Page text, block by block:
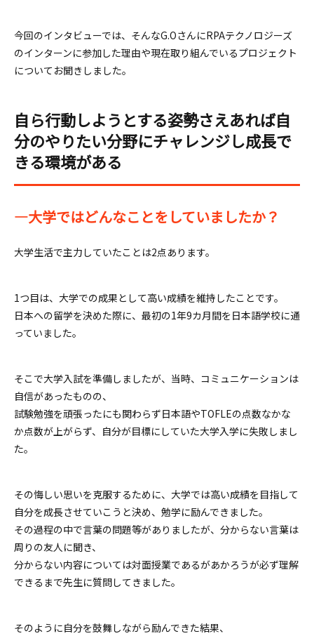
今回のインタビューでは、そんなG.OさんにRPAテクノロジーズ
のインターンに参加した理由や現在取り組んでいるプロジェクト
についてお聞きしました。
自ら行動しようとする姿勢さえあれば自
分のやりたい分野にチャレンジし成長で
きる環境がある
―大学ではどんなことをしていましたか？
大学生活で主力していたことは2点あります。
1つ目は、大学での成果として高い成績を維持したことです。
日本への留学を決めた際に、最初の1年9カ月間を日本語学校に通
っていました。
そこで大学入試を準備しましたが、当時、コミュニケーションは
自信があったものの、
試験勉強を頑張ったにも関わらず日本語やTOFLEの点数なかな
か点数が上がらず、自分が目標にしていた大学入学に失敗しまし
た。
その悔しい思いを克服するために、大学では高い成績を目指して
自分を成長させていこうと決め、勉学に励んできました。
その過程の中で言葉の問題等がありましたが、分からない言葉は
周りの友人に聞き、
分からない内容については対面授業であるがあかろうが必ず理解
できるまで先生に質問してきました。
そのように自分を鼓舞しながら励んできた結果、